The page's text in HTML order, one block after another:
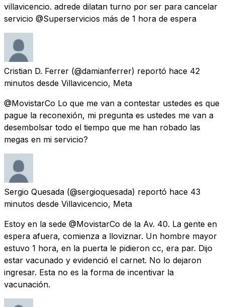
villavicencio. adrede dilatan turno por ser para cancelar
servicio @Superservicios más de 1 hora de espera
Cristian D. Ferrer (@damianferrer) reportó hace 42
minutos desde Villavicencio, Meta
@MovistarCo Lo que me van a contestar ustedes es que
pague la reconexión, mi pregunta es ustedes me van a
desembolsar todo el tiempo que me han robado las
megas en mi servicio?
Sergio Quesada (@sergioquesada) reportó hace 43
minutos desde Villavicencio, Meta
Estoy en la sede @MovistarCo de la Av. 40. La gente en
espera afuera, comienza a lloviznar. Un hombre mayor
estuvo 1 hora, en la puerta le pidieron cc, era par. Dijo
estar vacunado y evidenció el carnet. No lo dejaron
ingresar. Esta no es la forma de incentivar la
vacunación.